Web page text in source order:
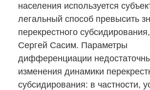
населения используется
легальный способ превысить
перекрестного
Сергей Сасим. Параметры
дифференциации
изменения динамики
субсидирования: в частности,